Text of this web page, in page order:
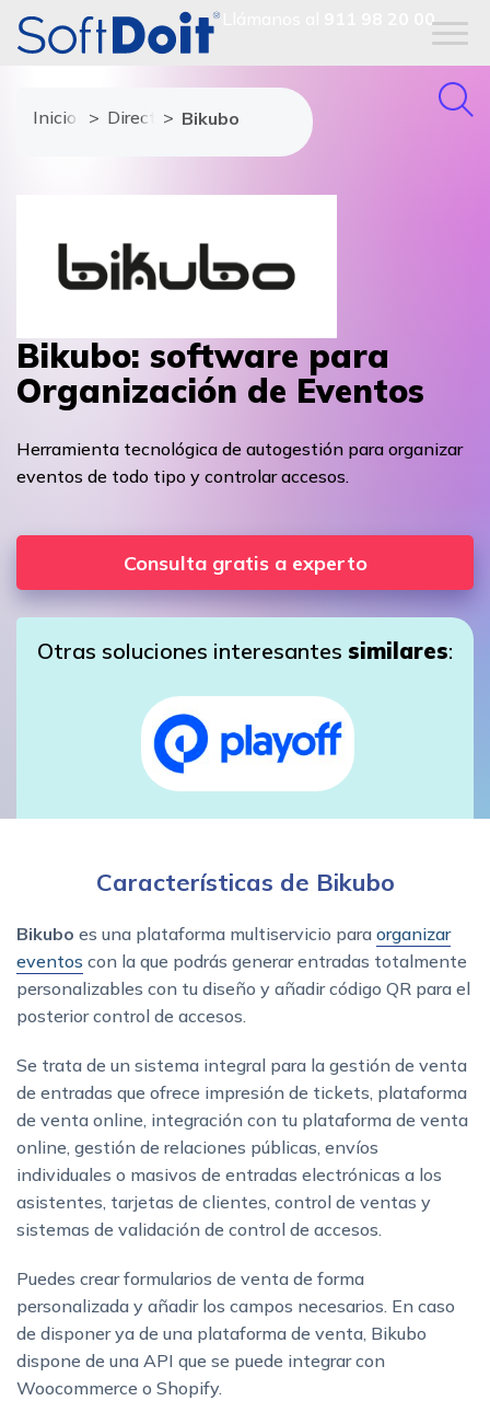
911 98 20 00
Inicio Directorio de proveedores
Bikubo
Bikubo: software para
Organización de Eventos
Herramienta tecnológica de autogestión para organizar
eventos de todo tipo y controlar accesos.
Consulta gratis a experto
Otras soluciones interesantes similares:
Características de Bikubo
Bikubo es una plataforma multiservicio para organizar
eventos con la que podrás generar entradas totalmente
personalizables con tu diseño y añadir código QR para el
posterior control de accesos.
Se trata de un sistema integral para la gestión de venta
de entradas que ofrece impresión de tickets, plataforma
de venta online, integración con tu plataforma de venta
online, gestión de relaciones públicas, envíos
individuales o masivos de entradas electrónicas a los
asistentes, tarjetas de clientes, control de ventas y
sistemas de validación de control de accesos.
Puedes crear formularios de venta de forma
personalizada y añadir los campos necesarios. En caso
de disponer ya de una plataforma de venta, Bikubo
dispone de una API que se puede integrar con
Woocommerce o Shopify.